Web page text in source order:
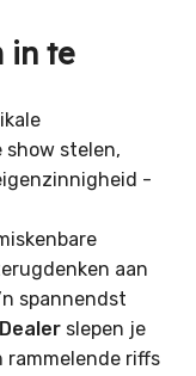
in te
show stelen,
-
aan
spannendst
slepen je
rammelende riffs